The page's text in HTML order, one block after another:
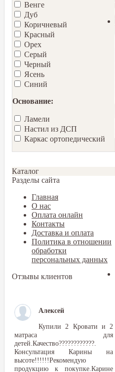
Венге
Дуб
Коричневый
Красный
Орех
Серый
Черный
Ясень
Синий
Основание:
Ламели
Настил из ДСП
Каркас ортопедический
Каталог
Разделы сайта
Главная
О нас
Оплата онлайн
Контакты
Доставка и оплата
Политика в отношении
обработки
персональных данных
Отзывы клиентов
Алексей
Купили 2 Кровати и 2
матраса для
детей.Качество????????????.
Консультация Карины на
высоте!!!!!!Рекомендую
продукцию к покупке.Карине